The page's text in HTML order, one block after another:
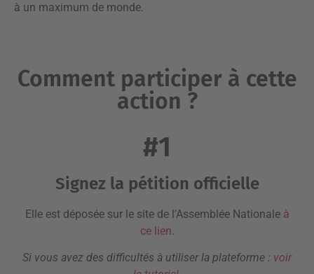
à un maximum de monde.
Comment participer à cette
action ?
#1
Signez la pétition officielle
Elle est déposée sur le site de l’Assemblée Nationale à
ce lien.
Si vous avez des difficultés à utiliser la plateforme : voir